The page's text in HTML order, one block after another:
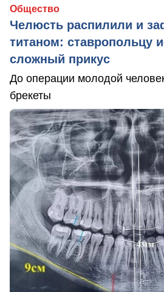
Общество
Челюсть распилили и
титаном: ставропольцу
сложный прикус
До операции молодой
брекеты